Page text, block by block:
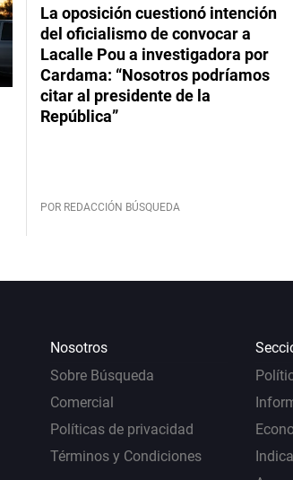
La oposición cuestionó intención
del oficialismo de convocar a
Lacalle Pou a investigadora por
Cardama: “Nosotros podríamos
citar al presidente de la
República”
POR REDACCIÓN BÚSQUEDA
Nosotros
Sobre Búsqueda
Comercial
Políticas de privacidad
Términos y Condiciones